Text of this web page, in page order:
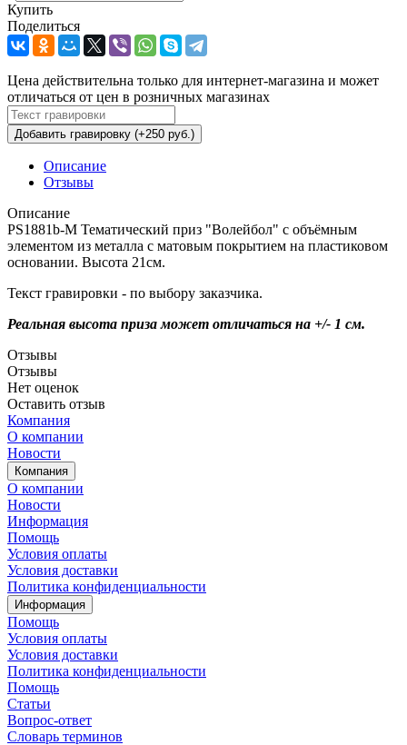
Купить
Поделиться
Цена действительна только для интернет-магазина и может
отличаться от цен в розничных магазинах
Добавить гравировку (+250 руб.)
Описание
Отзывы
Описание
PS1881b-M Тематический приз "Волейбол" с объёмным
элементом из металла с матовым покрытием на пластиковом
основании. Высота 21см.
Текст гравировки - по выбору заказчика.
Реальная высота приза может отличаться на +/- 1 см.
Отзывы
Отзывы
Нет оценок
Оставить отзыв
Компания
О компании
Новости
Компания
О компании
Новости
Информация
Помощь
Условия оплаты
Условия доставки
Политика конфиденциальности
Информация
Помощь
Условия оплаты
Условия доставки
Политика конфиденциальности
Помощь
Статьи
Вопрос-ответ
Словарь терминов